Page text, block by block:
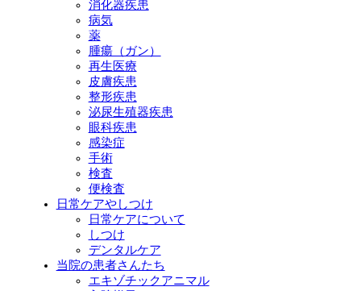
消化器疾患
病気
薬
腫瘍（ガン）
再生医療
皮膚疾患
整形疾患
泌尿生殖器疾患
眼科疾患
感染症
手術
検査
便検査
日常ケアやしつけ
日常ケアについて
しつけ
デンタルケア
当院の患者さんたち
エキゾチックアニマル